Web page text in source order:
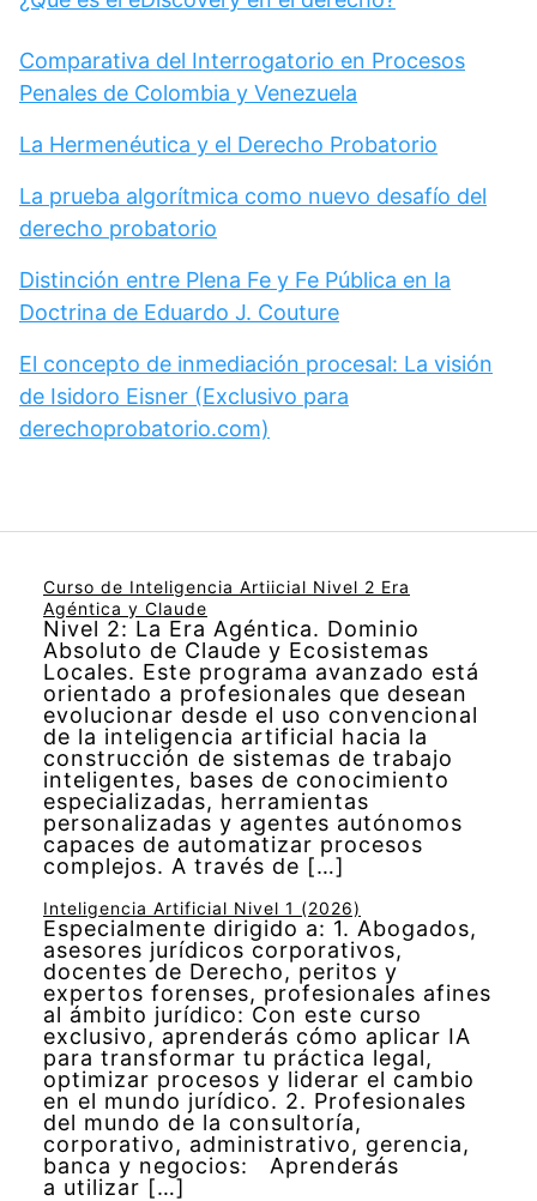
Comparativa del Interrogatorio en Procesos
Penales de Colombia y Venezuela
La Hermenéutica y el Derecho Probatorio
La prueba algorítmica como nuevo desafío del
derecho probatorio
Distinción entre Plena Fe y Fe Pública en la
Doctrina de Eduardo J. Couture
El concepto de inmediación procesal: La visión
de Isidoro Eisner (Exclusivo para
derechoprobatorio.com)
Curso de Inteligencia Artiicial Nivel 2 Era
Agéntica y Claude
Nivel 2: La Era Agéntica. Dominio
Absoluto de Claude y Ecosistemas
Locales. Este programa avanzado está
orientado a profesionales que desean
evolucionar desde el uso convencional
de la inteligencia artificial hacia la
construcción de sistemas de trabajo
inteligentes, bases de conocimiento
especializadas, herramientas
personalizadas y agentes autónomos
capaces de automatizar procesos
complejos. A través de […]
Inteligencia Artificial Nivel 1 (2026)
Especialmente dirigido a: 1. Abogados,
asesores jurídicos corporativos,
docentes de Derecho, peritos y
expertos forenses, profesionales afines
al ámbito jurídico: Con este curso
exclusivo, aprenderás cómo aplicar IA
para transformar tu práctica legal,
optimizar procesos y liderar el cambio
en el mundo jurídico. 2. Profesionales
del mundo de la consultoría,
corporativo, administrativo, gerencia,
banca y negocios: Aprenderás
a utilizar […]